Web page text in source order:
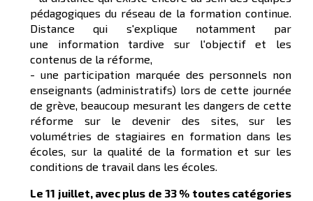
pédagogiques du réseau de la formation continue.
Distance qui s'explique notamment par
une information tardive sur l'objectif et les
contenus de la réforme,
- une participation marquée des personnels non
enseignants (administratifs) lors de cette journée
de grève, beaucoup mesurant les dangers de cette
réforme sur le devenir des sites, sur les
volumétries de stagiaires en formation dans les
écoles, sur la qualité de la formation et sur les
conditions de travail dans les écoles.
Le 11 juillet, avec plus de 33 % toutes catégories